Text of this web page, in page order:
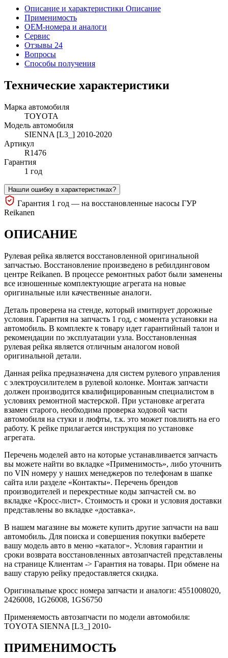
Описание и характеристики Описание
Применимость
OEM-номера и аналоги
Сервис
Отзывы 24
Вопросы
Способы получения
Технические характеристики
Марка автомобиля
TOYOTA
Модель автомобиля
SIENNA [L3_] 2010-2020
Артикул
R1476
Гарантия
1 год
Нашли ошибку в характеристиках?
Гарантия 1 год — на восстановленные насосы ГУР
Reikanen
ОПИСАНИЕ
Рулевая рейка является восстановленной оригинальной
запчастью. Восстановление произведено в ребилдинговом
центре Reikanen. В процессе ремонтных работ были заменены
все изношенные комплектующие агрегата на новые
оригинальные или качественные аналоги.
Деталь проверена на стенде, который имитирует дорожные
условия. Гарантия на запчасть 1 год, с момента установки на
автомобиль. В комплекте к товару идет гарантийный талон и
рекомендации по эксплуатации узла. Восстановленная
рулевая рейка является отличным аналогом новой
оригинальной детали.
Данная рейка предназначена для систем рулевого управления
с электроусилителем в рулевой колонке. Монтаж запчасти
должен производится квалифицированным специалистом в
условиях ремонтной мастерской. При установке агрегата
взамен старого, необходима проверка ходовой части
автомобиля на стуки и люфты, т.к. это может повлиять на его
работу. К рейке прилагается инструкция по установке
агрегата.
Перечень моделей авто на которые устанавливается запчасть
вы можете найти во вкладке «Применимость», либо уточнить
по VIN номеру у наших менеджеров по телефонам в шапке
сайта или разделе «Контакты». Перечень брендов
производителей и перекрестные коды запчастей см. во
вкладке «Кросс-лист». Стоимость и сроки и условия доставки
представлены во вкладке «доставка».
В нашем магазине вы можете купить другие запчасти на ваш
автомобиль. Для поиска и совершения покупки выберете
вашу модель авто в меню «каталог». Условия гарантии и
сроки возврата восстановленных автозапчастей представлены
на странице Клиентам -> Гарантия на товары. При обмене на
вашу старую рейку предоставляется скидка.
Оригинальные кросс номера запчасти и аналоги: 4551008020,
2426008, 1G26008, 1GS6750
Применяемость автозапчасти по модели автомобиля:
TOYOTA SIENNA [L3_] 2010-
ПРИМЕНИМОСТЬ